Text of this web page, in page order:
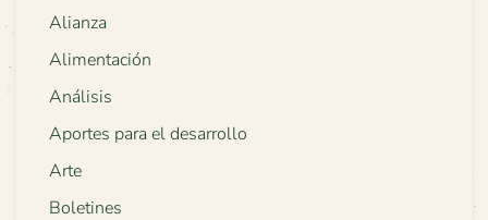
Alianza
Alimentación
Análisis
Aportes para el desarrollo
Arte
Boletines